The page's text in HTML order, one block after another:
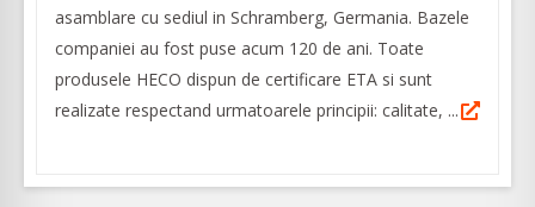
asamblare cu sediul in Schramberg, Germania. Bazele
companiei au fost puse acum 120 de ani. Toate
produsele HECO dispun de certificare ETA si sunt
realizate respectand urmatoarele principii: calitate, ...